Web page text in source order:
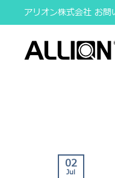
to
content
アリオン株式会社 お問
02
Jul